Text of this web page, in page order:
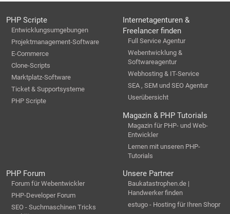
PHP Scripte
Entwicklungsumgebungen
Projektmanagement-Software
E-Commerce
Clone-Scripts
Marktplatz-Software
Ticket & Supportsysteme
PHP Scripte
Internetagenturen &
Freelancer finden
Full Service Agentur
Webentwicklung &
Softwareagentur
Webhosting & IT-Service
SEA , SEM und SEO Agentur
Userübersicht
Magazin & PHP Tutorials
Magazin für PHP- und Web-
Entwickler
Lernen mit unseren PHP-
Tutorials
PHP Forum
Forum für Webentwickler
PHP-Developer Forum
SEO - Suchmaschinen Tricks
Unsere Partner
Baukatastrophen.de |
Handwerker finden
estugo - Hosting für Ihren Shopr